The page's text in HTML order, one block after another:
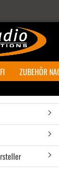
ZUBEHÖR